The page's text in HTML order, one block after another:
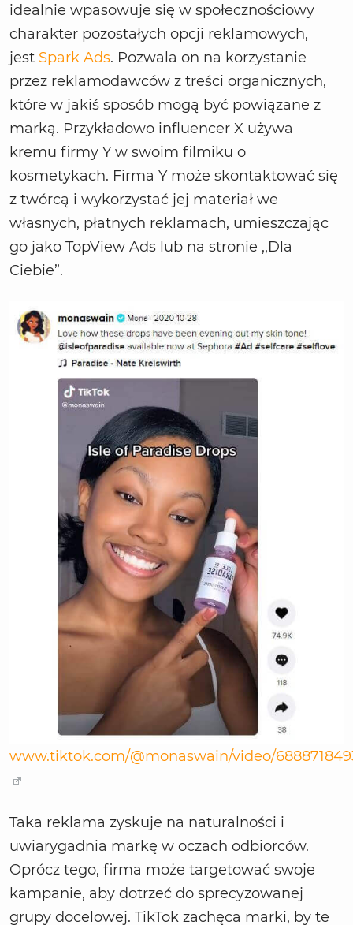
idealnie wpasowuje się w społecznościowy
charakter pozostałych opcji reklamowych,
jest Spark Ads. Pozwala on na korzystanie
przez reklamodawców z treści organicznych,
które w jakiś sposób mogą być powiązane z
marką. Przykładowo influencer X używa
kremu firmy Y w swoim filmiku o
kosmetykach. Firma Y może skontaktować się
z twórcą i wykorzystać jej materiał we
własnych, płatnych reklamach, umieszczając
go jako TopView Ads lub na stronie ,,Dla
Ciebie”.
www.tiktok.com/@monaswain/video/
Taka reklama zyskuje na naturalności i
uwiarygadnia markę w oczach odbiorców.
Oprócz tego, firma może targetować swoje
kampanie, aby dotrzeć do sprecyzowanej
grupy docelowej. TikTok zachęca marki, by te